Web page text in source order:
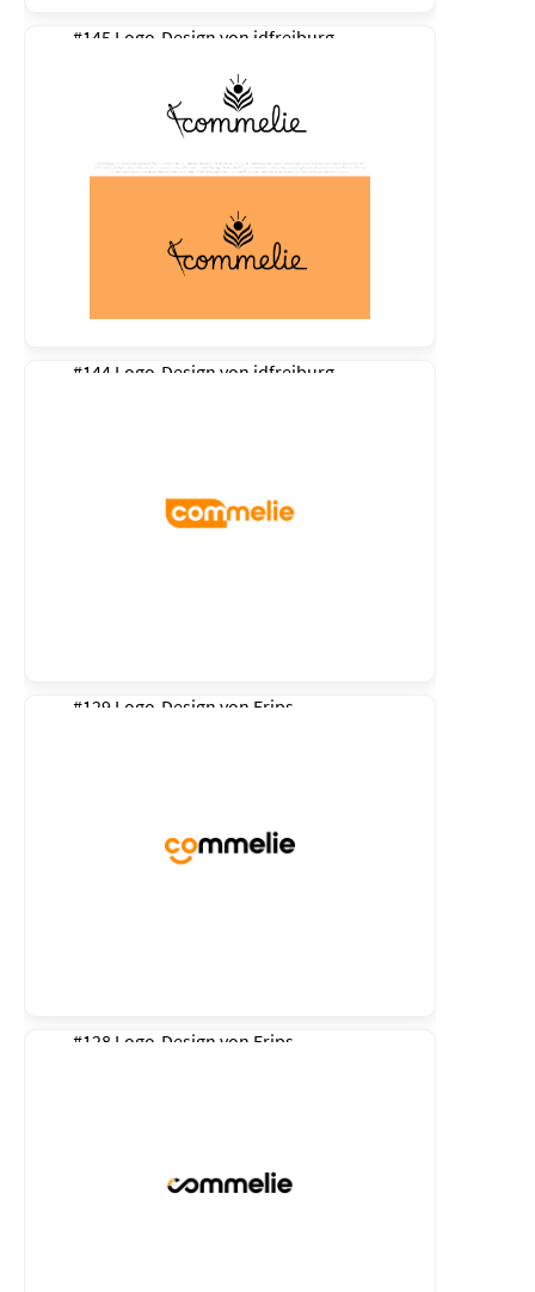
#145 Logo-Design von idfreiburg
#144 Logo-Design von idfreiburg
#129 Logo-Design von Erips
#128 Logo-Design von Erips